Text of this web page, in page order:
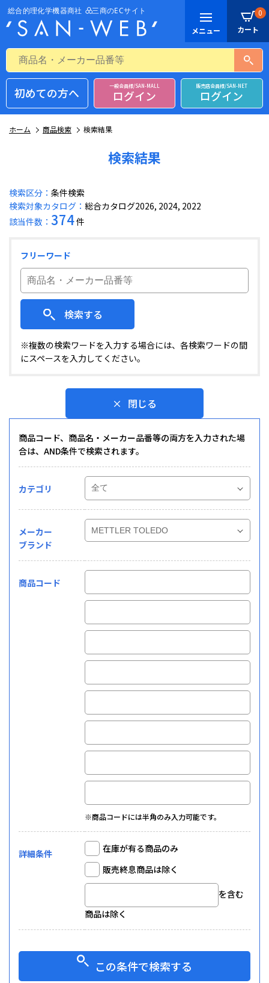
0
初めての方へ 一般会員様/SAN-MALL
ログイン
販売店会員様/SAN-NET
ログイン
ホーム 商品検索 検索結果
検索結果
検索区分： 条件検索
検索対象カタログ： 総合カタログ2026, 2024, 2022
該当件数： 374件
フリーワード
検索する
※複数の検索ワードを入力する場合には、各検索ワードの間
にスペースを入力してください。
閉じる
商品コード、商品名・メーカー品番等の両方を入力された場
合は、AND条件で検索されます。
カテゴリ
メーカー
ブランド
商品コード
※商品コードには半角のみ入力可能です。
詳細条件
在庫が有る商品のみ
販売終息商品は除く
を含む
商品は除く
この条件で検索する